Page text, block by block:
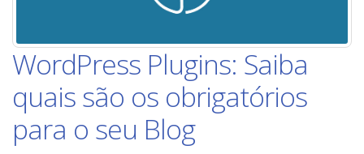
WordPress Plugins: Saiba
quais são os obrigatórios
para o seu Blog